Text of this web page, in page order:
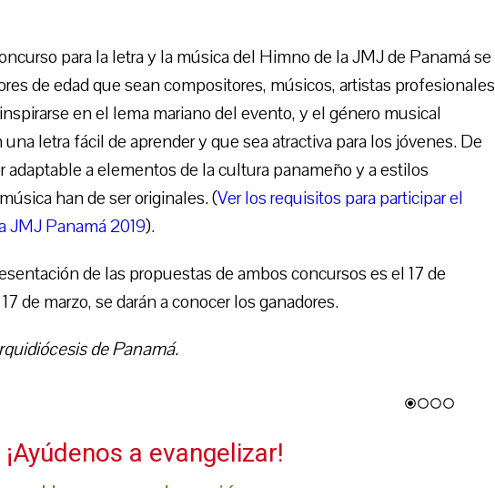
para la letra y la música del Himno de la JMJ de Panamá se
de edad que sean compositores, músicos, artistas profesionales
en el lema mariano del evento, y el género musical
letra fácil de aprender y que sea atractiva para los jóvenes. De
adaptable a elementos de la cultura panameño y a estilos
han de ser originales. (Ver los requisitos para participar el
JMJ Panamá 2019).
de las propuestas de ambos concursos es el 17 de
de marzo, se darán a conocer los ganadores.
de Panamá.